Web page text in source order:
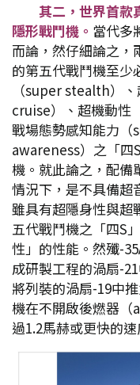
其二，世界首款
隱形戰鬥機。 當代多
而論，然仔細論之，
的第五代戰鬥機至少
（super stealth）
cruise）、超機動
戰場態勢感知能力
awareness）之「四
機。就此論之，配備
情況下，是不具備超
雖具有超隱身性與超
五代戰鬥機之「四S
性」的性能。然殲-
成研製工程的渦扇-
將列裝的渦扇-19中
機在不開啟後燃器
過1.2馬赫或更快的